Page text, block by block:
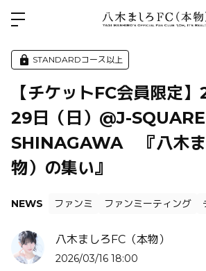
STANDARDコース以上
【チケットFC会員限定
29日（日）@J-SQUARE
SHINAGAWA 『八木ま
物）の集い』
NEWS ファンミ ファンミーティング
八木ましろFC（本物）
2026/03/16 18:00